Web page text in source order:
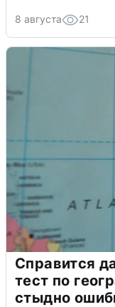
8 августа 21
Справится
тест по
стыдно